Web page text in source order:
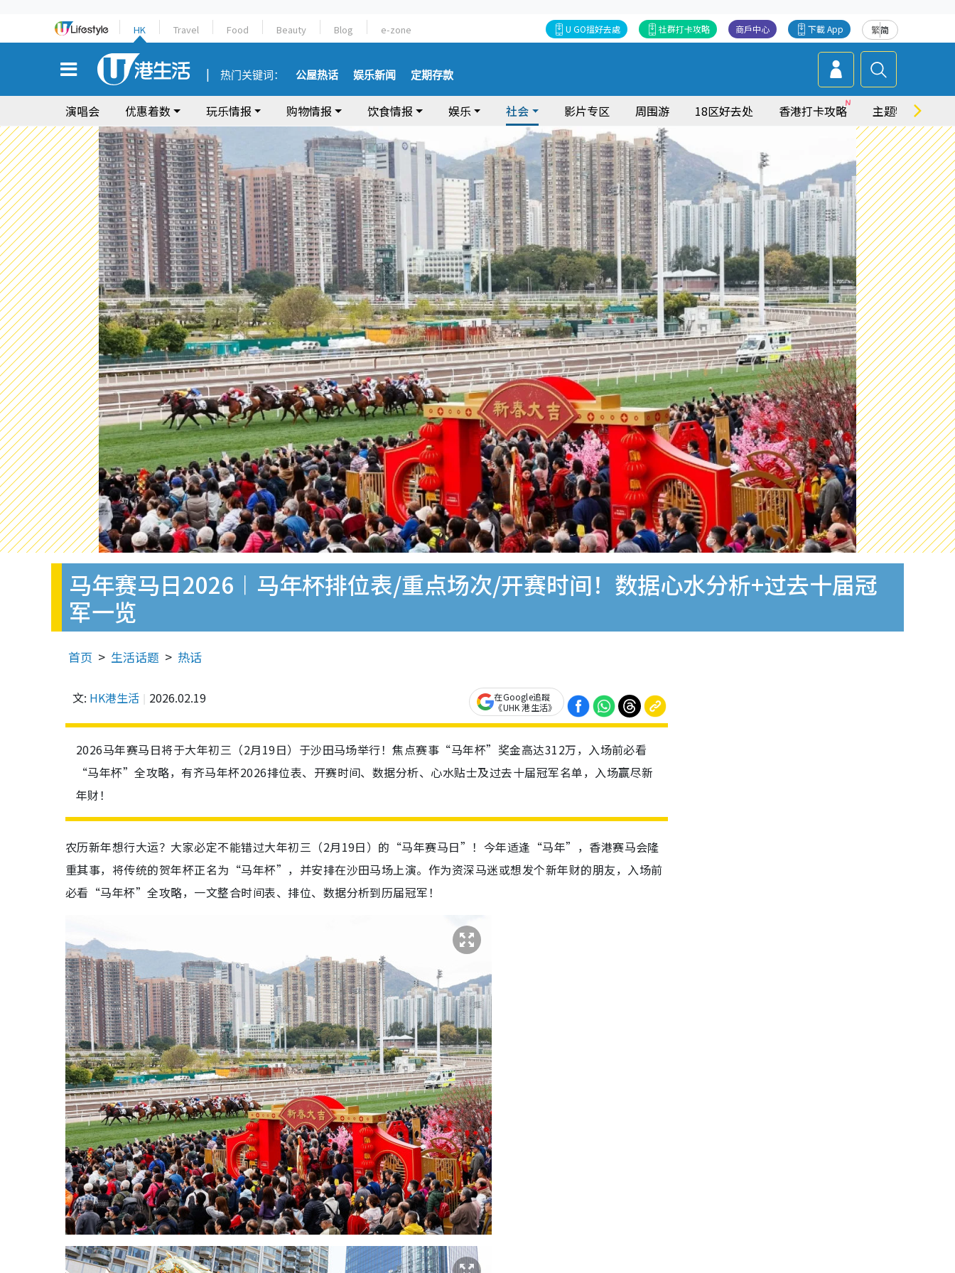
HK Travel Food Beauty Blog e-zone 繁简
下載 App
商戶中心
社群打卡攻略
U GO搵好去處
热门关键词： 公屋热话 娱乐新闻 定期存款
演唱会 优惠着数 玩乐情报 购物情报 饮食情报 娱乐 社会 影片专区 周围游 18区好去处 香港打卡攻略 主题特集
马年赛马日2026︱马年杯排位表/重点场次/开赛时间！数据心水分析+过去十届冠
军一览
首页 生活话题 热话
文: HK港生活 2026.02.19
在Google追蹤
《UHK 港生活》
2026马年赛马日将于大年初三（2月19日）于沙田马场举行！焦点赛事“马年杯”奖金高达312万，入场前必看
“马年杯”全攻略，有齐马年杯2026排位表、开赛时间、数据分析、心水贴士及过去十届冠军名单，入场赢尽新
年财！
农历新年想行大运？大家必定不能错过大年初三（2月19日）的“马年赛马日”！今年适逢“马年”，香港赛马会隆
重其事，将传统的贺年杯正名为“马年杯”，并安排在沙田马场上演。作为资深马迷或想发个新年财的朋友，入场前
必看“马年杯”全攻略，一文整合时间表、排位、数据分析到历届冠军！